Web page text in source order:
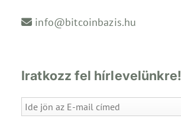
info@bitcoinbazis.hu
Iratkozz fel hírlevelünkre!